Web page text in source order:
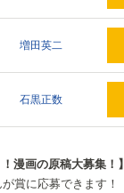
増田英二
石黒正数
漫画の原稿大募集！】
賞に応募できます！